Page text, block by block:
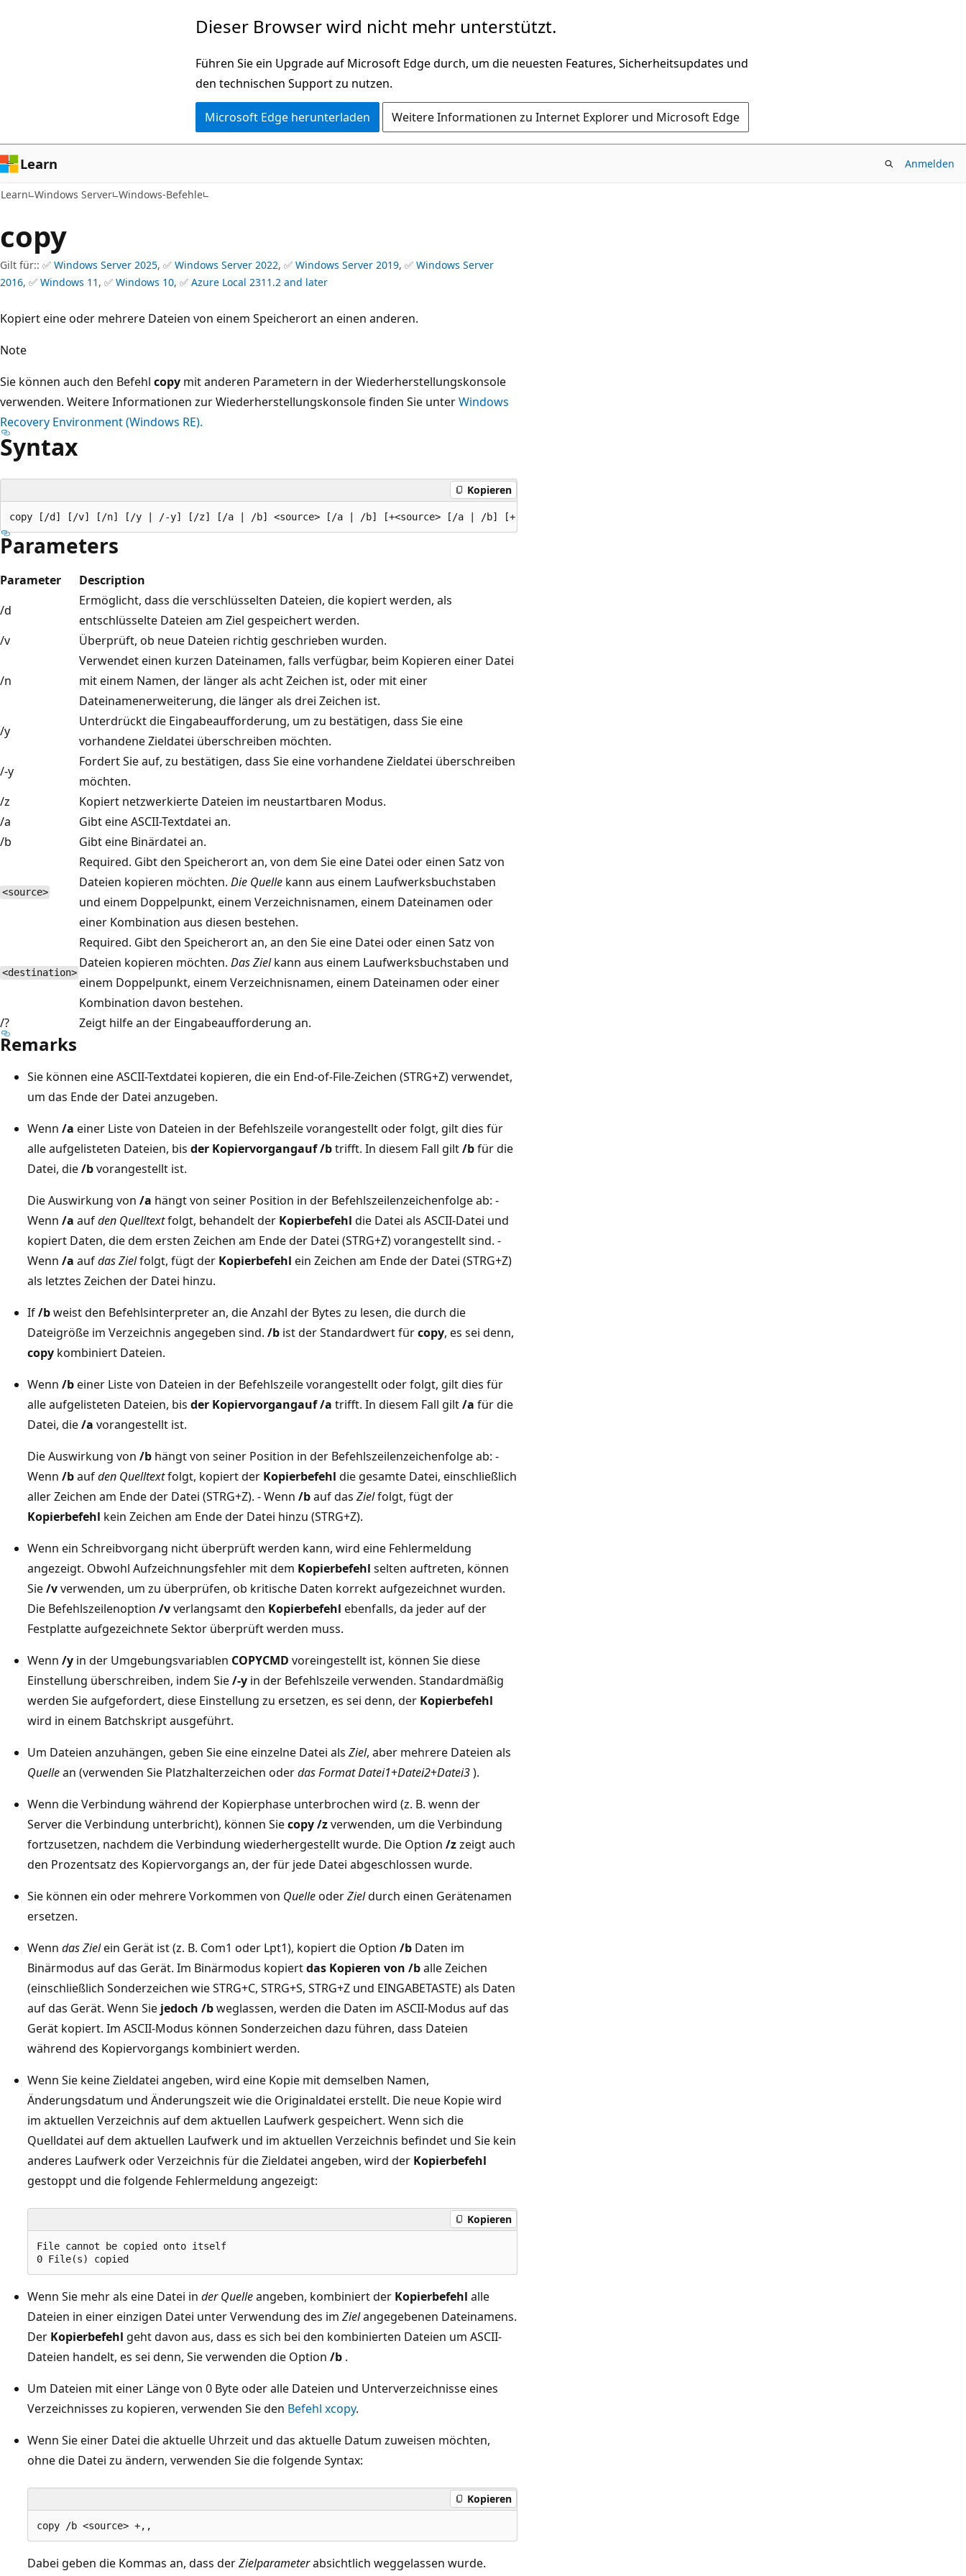
Dieser Browser wird nicht mehr unterstützt.
Führen Sie ein Upgrade auf Microsoft Edge durch, um die neuesten Features, Sicherheitsupdates und
den technischen Support zu nutzen.
Microsoft Edge herunterladen Weitere Informationen zu Internet Explorer und Microsoft Edge
Learn Anmelden
Learn Windows Server Windows-Befehle
copy
Gilt für:: ✅ Windows Server 2025, ✅ Windows Server 2022, ✅ Windows Server 2019, ✅ Windows Server
2016, ✅ Windows 11 , ✅ Windows 10, ✅ Azure Local 2311.2 and later
Kopiert eine oder mehrere Dateien von einem Speicherort an einen anderen.
Note
Sie können auch den Befehl copy mit anderen Parametern in der Wiederherstellungskonsole
verwenden. Weitere Informationen zur Wiederherstellungskonsole finden Sie unterWindows
Recovery Environment (Windows RE).
Syntax
Kopieren
Parameters
Parameter
Description
/d
Ermöglicht, dass die verschlüsselten Dateien, die kopiert werden, als
entschlüsselte Dateien am Ziel gespeichert werden.
/v
Überprüft, ob neue Dateien richtig geschrieben wurden.
/n
Verwendet einen kurzen Dateinamen, falls verfügbar, beim Kopieren einer Datei
mit einem Namen, der länger als acht Zeichen ist, oder mit einer
Dateinamenerweiterung, die länger als drei Zeichen ist.
/y
Unterdrückt die Eingabeaufforderung, um zu bestätigen, dass Sie eine
vorhandene Zieldatei überschreiben möchten.
/-y
Fordert Sie auf, zu bestätigen, dass Sie eine vorhandene Zieldatei überschreiben
möchten.
/z
Kopiert netzwerkierte Dateien im neustartbaren Modus.
/a
Gibt eine ASCII-Textdatei an.
/b
Gibt eine Binärdatei an.
<source>
Required. Gibt den Speicherort an, von dem Sie eine Datei oder einen Satz von
Dateien kopieren möchten. Die Quelle kann aus einem Laufwerksbuchstaben
und einem Doppelpunkt, einem Verzeichnisnamen, einem Dateinamen oder
einer Kombination aus diesen bestehen.
<destination>
Required. Gibt den Speicherort an, an den Sie eine Datei oder einen Satz von
Dateien kopieren möchten. Das Zielkann aus einem Laufwerksbuchstaben und
einem Doppelpunkt, einem Verzeichnisnamen, einem Dateinamen oder einer
Kombination davon bestehen.
/?
Zeigt hilfe an der Eingabeaufforderung an.
Remarks
Sie können eine ASCII-Textdatei kopieren, die ein End-of-File-Zeichen (STRG+Z) verwendet,
um das Ende der Datei anzugeben.
Wenn /a einer Liste von Dateien in der Befehlszeile vorangestellt oder folgt, gilt dies für
alle aufgelisteten Dateien, bis der Kopiervorgangauf /btrifft. In diesem Fall gilt/bfür die
Datei, die/bvorangestellt ist.
Die Auswirkung von /a hängt von seiner Position in der Befehlszeilenzeichenfolge ab: -
Wenn /a aufden Quelltextfolgt, behandelt der Kopierbefehl die Datei als ASCII-Datei und
kopiert Daten, die dem ersten Zeichen am Ende der Datei (STRG+Z) vorangestellt sind. -
Wenn /a aufdas Zielfolgt, fügt der Kopierbefehl ein Zeichen am Ende der Datei (STRG+Z)
als letztes Zeichen der Datei hinzu.
If/bweist den Befehlsinterpreter an, die Anzahl der Bytes zu lesen, die durch die
Dateigröße im Verzeichnis angegeben sind. /b ist der Standardwert fürcopy, es sei denn,
copy kombiniert Dateien.
Wenn /beiner Liste von Dateien in der Befehlszeile vorangestellt oder folgt, gilt dies für
alle aufgelisteten Dateien, bis der Kopiervorgangauf /a trifft. In diesem Fall gilt/a für die
Datei, die/a vorangestellt ist.
Die Auswirkung von /b hängt von seiner Position in der Befehlszeilenzeichenfolge ab: -
Wenn /baufden Quelltextfolgt, kopiert der Kopierbefehl die gesamte Datei, einschließlich
aller Zeichen am Ende der Datei (STRG+Z). - Wenn /bauf das Zielfolgt, fügt der
Kopierbefehl kein Zeichen am Ende der Datei hinzu (STRG+Z).
Wenn ein Schreibvorgang nicht überprüft werden kann, wird eine Fehlermeldung
angezeigt. Obwohl Aufzeichnungsfehler mit dem Kopierbefehl selten auftreten, können
Sie/vverwenden, um zu überprüfen, ob kritische Daten korrekt aufgezeichnet wurden.
Die Befehlszeilenoption /vverlangsamt den Kopierbefehl ebenfalls, da jeder auf der
Festplatte aufgezeichnete Sektor überprüft werden muss.
Wenn /y in der Umgebungsvariablen COPYCMD voreingestellt ist, können Sie diese
Einstellung überschreiben, indem Sie/-y in der Befehlszeile verwenden. Standardmäßig
werden Sie aufgefordert, diese Einstellung zu ersetzen, es sei denn, der Kopierbefehl
wird in einem Batchskript ausgeführt.
Um Dateien anzuhängen, geben Sie eine einzelne Datei als Ziel, aber mehrere Dateien als
Quellean (verwenden Sie Platzhalterzeichen oderdas Format Datei1+Datei2+Datei3).
Wenn die Verbindung während der Kopierphase unterbrochen wird (z. B. wenn der
Server die Verbindung unterbricht), können Siecopy /zverwenden, um die Verbindung
fortzusetzen, nachdem die Verbindung wiederhergestellt wurde. Die Option /zzeigt auch
den Prozentsatz des Kopiervorgangs an, der für jede Datei abgeschlossen wurde.
Sie können ein oder mehrere Vorkommen von QuelleoderZieldurch einen Gerätenamen
ersetzen.
Wenn das Zielein Gerät ist (z. B. Com1 oder Lpt1), kopiert die Option /b Daten im
Binärmodus auf das Gerät. Im Binärmodus kopiertdas Kopieren von /balle Zeichen
(einschließlich Sonderzeichen wie STRG+C, STRG+S, STRG+Z und EINGABETASTE) als Daten
auf das Gerät. Wenn Sie jedoch /bweglassen, werden die Daten im ASCII-Modus auf das
Gerät kopiert. Im ASCII-Modus können Sonderzeichen dazu führen, dass Dateien
während des Kopiervorgangs kombiniert werden.
Wenn Sie keine Zieldatei angeben, wird eine Kopie mit demselben Namen,
Änderungsdatum und Änderungszeit wie die Originaldatei erstellt. Die neue Kopie wird
im aktuellen Verzeichnis auf dem aktuellen Laufwerk gespeichert. Wenn sich die
Quelldatei auf dem aktuellen Laufwerk und im aktuellen Verzeichnis befindet und Sie kein
anderes Laufwerk oder Verzeichnis für die Zieldatei angeben, wird der Kopierbefehl
gestoppt und die folgende Fehlermeldung angezeigt:
Kopieren
File cannot be copied onto itself
Wenn Sie mehr als eine Datei in der Quelleangeben, kombiniert der Kopierbefehl alle
Dateien in einer einzigen Datei unter Verwendung des im Zielangegebenen Dateinamens.
Der Kopierbefehl geht davon aus, dass es sich bei den kombinierten Dateien um ASCII-
Dateien handelt, es sei denn, Sie verwenden die Option /b .
Um Dateien mit einer Länge von 0 Byte oder alle Dateien und Unterverzeichnisse eines
Verzeichnisses zu kopieren, verwenden Sie den Befehl xcopy.
Wenn Sie einer Datei die aktuelle Uhrzeit und das aktuelle Datum zuweisen möchten,
ohne die Datei zu ändern, verwenden Sie die folgende Syntax:
Kopieren
Dabei geben die Kommas an, dass derZielparameterabsichtlich weggelassen wurde.